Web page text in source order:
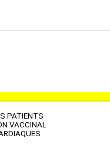
PATIENTS
VACCINAL